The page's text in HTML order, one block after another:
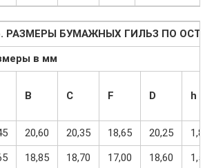
РАЗМЕРЫ БУМАЖНЫХ ГИЛЬЗ ПО ОСТ
в мм
B C F D h
20,60 20,35 18,65 20,25
1,80
18,85 18,70 17,00 18,60
1,55